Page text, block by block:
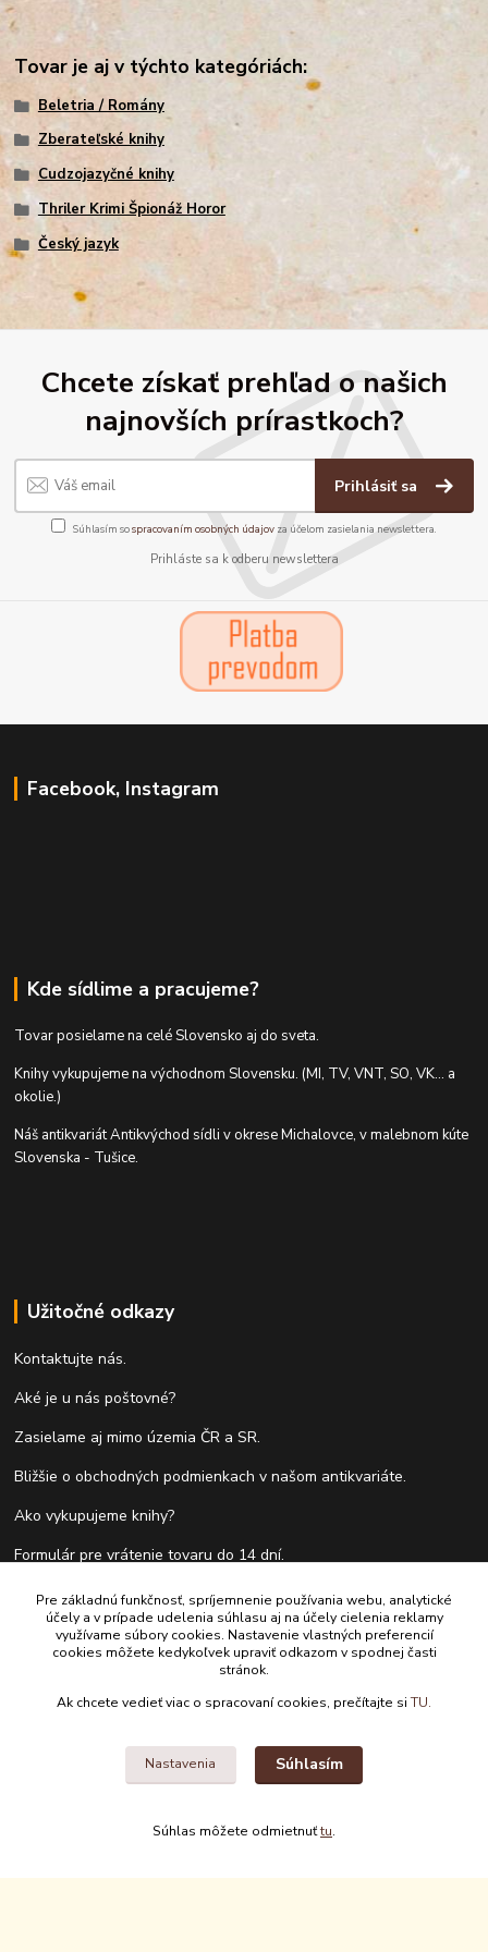
Tovar je aj v týchto kategóriách:
Beletria / Romány
Zberateľské knihy
Cudzojazyčné knihy
Thriler Krimi Špionáž Horor
Český jazyk
Chcete získať prehľad o našich
najnovších prírastkoch?
Prihlásiť sa
Súhlasím sospracovaním osobných údajov za účelom zasielania newslettera.
Prihláste sa k odberu newslettera
Facebook, Instagram
Kde sídlime a pracujeme?
Tovar posielame na celé Slovensko aj do sveta.
Knihy vykupujeme na východnom Slovensku. (MI, TV, VNT, SO, VK... a
okolie.)
Náš antikvariát Antikvýchod sídli v okrese Michalovce, v malebnom kúte
Slovenska - Tušice.
Užitočné odkazy
Kontaktujte nás.
Aké je u nás poštovné?
Zasielame aj mimo územia ČR a SR.
Bližšie o obchodných podmienkach v našom antikvariáte.
Ako vykupujeme knihy?
Formulár pre vrátenie tovaru do 14 dní.
Kontakty
antikvariat@antikvychod.sk
Pre základnú funkčnosť, spríjemnenie používania webu, analytické
účely a v prípade udelenia súhlasu aj na účely cielenia reklamy
využívame súbory cookies. Nastavenie vlastných preferencií
cookies môžete kedykoľvek upraviť odkazom v spodnej časti
stránok.
Ak chcete vedieť viac o spracovaní cookies, prečítajte siTU.
Nastavenia Súhlasím
Súhlas môžete odmietnuťtu.